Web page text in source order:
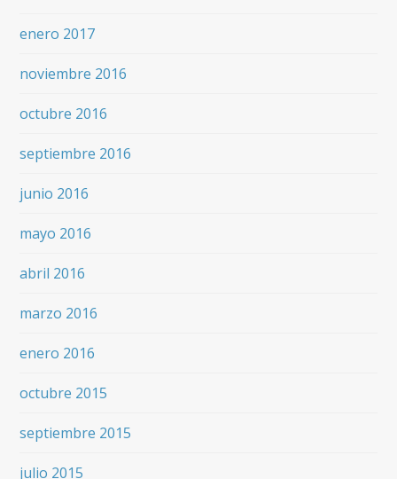
enero 2017
noviembre 2016
octubre 2016
septiembre 2016
junio 2016
mayo 2016
abril 2016
marzo 2016
enero 2016
octubre 2015
septiembre 2015
julio 2015